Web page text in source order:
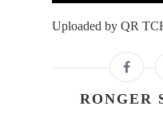
Uploaded by QR
RONGER